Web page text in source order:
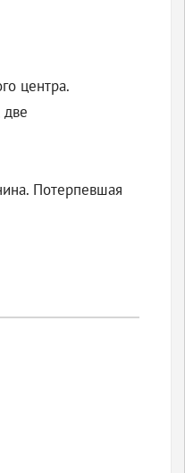
центра.
Потерпевшая